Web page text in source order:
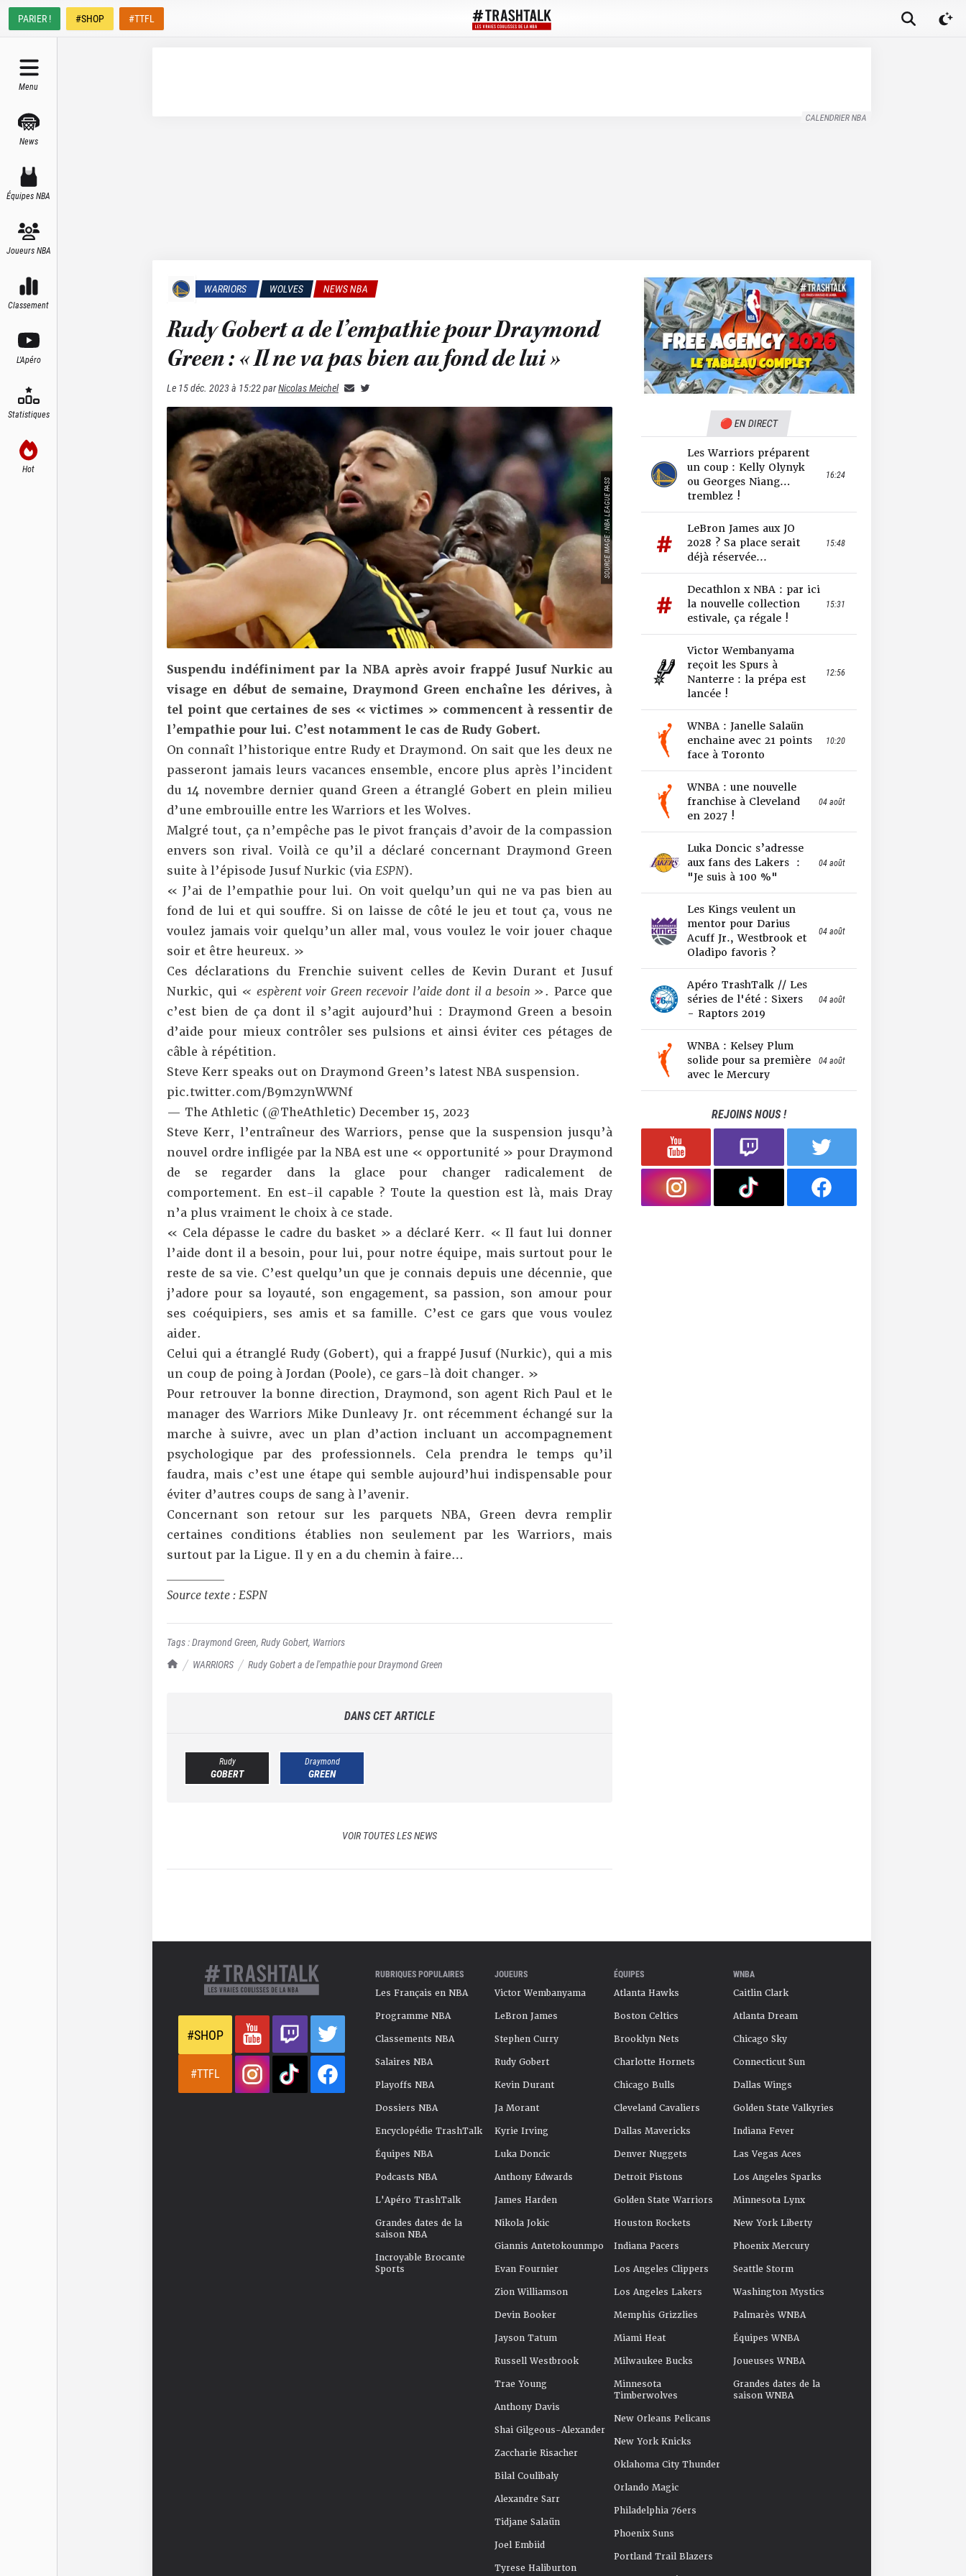
PARIER ! #SHOP #TTFL
Menu
News
Équipes NBA
Joueurs NBA
Classement
L'Apéro
Statistiques
Hot
CALENDRIER NBA
TrashTalk Actu NBA
WARRIORS Rudy Gobert a de l'empathie pour Draymond Green
WARRIORS WOLVES NEWS NBA
Rudy Gobert a de l’empathie pour Draymond
Green : « Il ne va pas bien au fond de lui »
Le 15 déc. 2023 à 15:22parNicolas Meichel
SOURCE IMAGE : NBA LEAGUE PASS
Suspendu indéfiniment par la NBA après avoir frappé Jusuf Nurkic au
visage en début de semaine, Draymond Green enchaîne les dérives, à
tel point que certaines de ses « victimes » commencent à ressentir de
l’empathie pour lui. C’est notamment le cas de Rudy Gobert.
On connaît l’historique entre Rudy et Draymond. On sait que les deux ne
passeront jamais leurs vacances ensemble, encore plus après l’incident
du 14 novembre dernier quand Green a étranglé Gobert en plein milieu
d’une embrouille entre les Warriors et les Wolves.
Malgré tout, ça n’empêche pas le pivot français d’avoir de la compassion
envers son rival. Voilà ce qu’il a déclaré concernant Draymond Green
suite à l’épisode Jusuf Nurkic (via ESPN).
« J’ai de l’empathie pour lui. On voit quelqu’un qui ne va pas bien au
fond de lui et qui souffre. Si on laisse de côté le jeu et tout ça, vous ne
voulez jamais voir quelqu’un aller mal, vous voulez le voir jouer chaque
soir et être heureux. »
Ces déclarations du Frenchie suivent celles de Kevin Durant et Jusuf
Nurkic, qui « espèrent voir Green recevoir l’aide dont il a besoin ». Parce que
c’est bien de ça dont il s’agit aujourd’hui : Draymond Green a besoin
d’aide pour mieux contrôler ses pulsions et ainsi éviter ces pétages de
câble à répétition.
Steve Kerr speaks out on Draymond Green’s latest NBA suspension.
pic.twitter.com/B9m2ynWWNf
— The Athletic (@TheAthletic) December 15, 2023
Steve Kerr, l’entraîneur des Warriors, pense que la suspension jusqu’à
nouvel ordre infligée par la NBA est une « opportunité » pour Draymond
de se regarder dans la glace pour changer radicalement de
comportement. En est-il capable ? Toute la question est là, mais Dray
n’a plus vraiment le choix à ce stade.
« Cela dépasse le cadre du basket » a déclaré Kerr. « Il faut lui donner
l’aide dont il a besoin, pour lui, pour notre équipe, mais surtout pour le
reste de sa vie. C’est quelqu’un que je connais depuis une décennie, que
j’adore pour sa loyauté, son engagement, sa passion, son amour pour
ses coéquipiers, ses amis et sa famille. C’est ce gars que vous voulez
aider.
Celui qui a étranglé Rudy (Gobert), qui a frappé Jusuf (Nurkic), qui a mis
un coup de poing à Jordan (Poole), ce gars-là doit changer. »
Pour retrouver la bonne direction, Draymond, son agent Rich Paul et le
manager des Warriors Mike Dunleavy Jr. ont récemment échangé sur la
marche à suivre, avec un plan d’action incluant un accompagnement
psychologique par des professionnels. Cela prendra le temps qu’il
faudra, mais c’est une étape qui semble aujourd’hui indispensable pour
éviter d’autres coups de sang à l’avenir.
Concernant son retour sur les parquets NBA, Green devra remplir
certaines conditions établies non seulement par les Warriors, mais
surtout par la Ligue. Il y en a du chemin à faire…
Source texte : ESPN
Tags :Draymond Green, Rudy Gobert, Warriors
DANS CET ARTICLE
Rudy
GOBERT
Draymond
GREEN
VOIR TOUTES LES NEWS
🔴 EN DIRECT
Les Warriors préparent
un coup : Kelly Olynyk
ou Georges Niang…
tremblez !
16:24
LeBron James aux JO
2028 ? Sa place serait
déjà réservée...
15:48
Decathlon x NBA : par ici
la nouvelle collection
estivale, ça régale !
15:31
Victor Wembanyama
reçoit les Spurs à
Nanterre : la prépa est
lancée !
12:56
WNBA : Janelle Salaün
enchaine avec 21 points
face à Toronto
10:20
WNBA : une nouvelle
franchise à Cleveland
en 2027 !
04 août
Luka Doncic s’adresse
aux fans des Lakers :
"Je suis à 100 %"
04 août
Les Kings veulent un
mentor pour Darius
Acuff Jr., Westbrook et
Oladipo favoris ?
04 août
Apéro TrashTalk // Les
séries de l'été : Sixers
- Raptors 2019
04 août
WNBA : Kelsey Plum
solide pour sa première
avec le Mercury
04 août
REJOINS NOUS !
#SHOP
#TTFL
RUBRIQUES POPULAIRES
Les Français en NBA
Programme NBA
Classements NBA
Salaires NBA
Playoffs NBA
Dossiers NBA
Encyclopédie TrashTalk
Équipes NBA
Podcasts NBA
L'Apéro TrashTalk
Grandes dates de la
saison NBA
Incroyable Brocante
Sports
JOUEURS
Victor Wembanyama
LeBron James
Stephen Curry
Rudy Gobert
Kevin Durant
Ja Morant
Kyrie Irving
Luka Doncic
Anthony Edwards
James Harden
Nikola Jokic
Giannis Antetokounmpo
Evan Fournier
Zion Williamson
Devin Booker
Jayson Tatum
Russell Westbrook
Trae Young
Anthony Davis
Shai Gilgeous-Alexander
Zaccharie Risacher
Bilal Coulibaly
Alexandre Sarr
Tidjane Salaün
Joel Embiid
Tyrese Haliburton
ÉQUIPES
Atlanta Hawks
Boston Celtics
Brooklyn Nets
Charlotte Hornets
Chicago Bulls
Cleveland Cavaliers
Dallas Mavericks
Denver Nuggets
Detroit Pistons
Golden State Warriors
Houston Rockets
Indiana Pacers
Los Angeles Clippers
Los Angeles Lakers
Memphis Grizzlies
Miami Heat
Milwaukee Bucks
Minnesota
Timberwolves
New Orleans Pelicans
New York Knicks
Oklahoma City Thunder
Orlando Magic
Philadelphia 76ers
Phoenix Suns
Portland Trail Blazers
WNBA
Caitlin Clark
Atlanta Dream
Chicago Sky
Connecticut Sun
Dallas Wings
Golden State Valkyries
Indiana Fever
Las Vegas Aces
Los Angeles Sparks
Minnesota Lynx
New York Liberty
Phoenix Mercury
Seattle Storm
Washington Mystics
Palmarès WNBA
Équipes WNBA
Joueuses WNBA
Grandes dates de la
saison WNBA